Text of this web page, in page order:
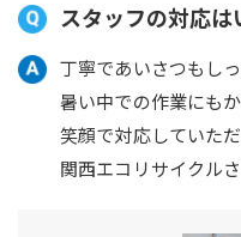
スタッフの対応は
丁寧であいさつもし
暑い中での作業にも
笑顔で対応していた
関西エコリサイクル